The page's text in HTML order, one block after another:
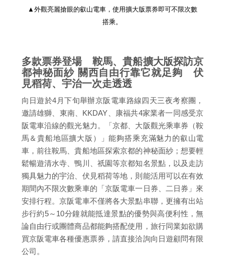
▲外觀亮麗搶眼的叡山電車，使用擴大版票券即可不限次數
搭乘。
多款票券登場 鞍馬、貴船擴大版探訪京
都神秘面紗 關西自由行靠它就足夠 伏
見稻荷、宇治一次走透透
向日遊於4月下旬舉辦京阪電車路線四天三夜考察團，
邀請雄獅、東南、KKDAY、康福共4家業者一同感受京
阪電車沿線的觀光魅力。「京都、大阪觀光乘車券（鞍
馬＆貴船地區擴大版）」能夠搭乘充滿魅力的叡山電
車，前往鞍馬、貴船地區探索京都的神秘面紗；想要輕
鬆暢遊清水寺、鴨川、祇園等京都知名景點，以及走訪
獨具魅力的宇治、伏見稻荷等地，則能活用可以在有效
期間內不限次數乘車的「京阪電車一日券、二日券」來
安排行程。京阪電車不僅將各大景點串聯，更擁有出站
步行約5～10分鐘就能抵達景點的優勢與高便利性，無
論自由行或團體商品都能夠搭配使用，旅行同業如欲購
買京阪電車各種優惠票券，請直接洽詢向日遊顧問有限
公司。